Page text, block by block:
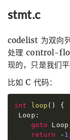
stmt.c
codelist 为双向
处理 control-
现的，只是我们平
比如 C 代码：
int loop ( )
{
Loop :
goto
Loop
return
- 1